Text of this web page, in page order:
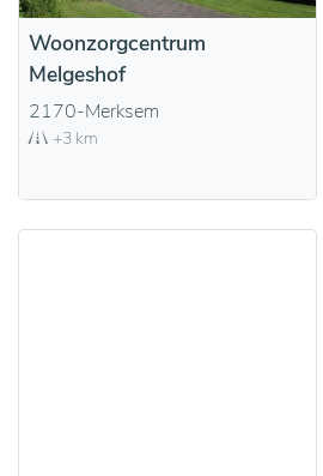
Woonzorgcentrum
Melgeshof
2170-Merksem
+3 km